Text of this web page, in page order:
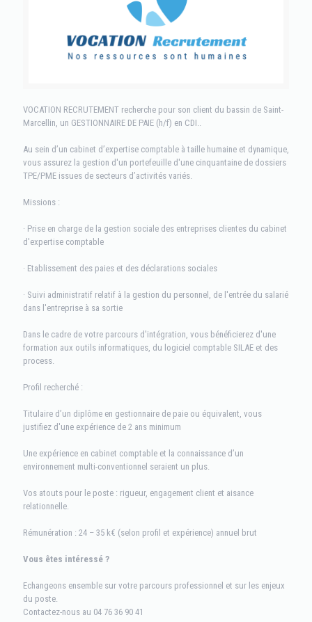
VOCATION RECRUTEMENT recherche pour son client du bassin de Saint-
Marcellin, un GESTIONNAIRE DE PAIE (h/f) en CDI..
Au sein d’un cabinet d’expertise comptable à taille humaine et dynamique,
vous assurez la gestion d'un portefeuille d'une cinquantaine de dossiers
TPE/PME issues de secteurs d’activités variés.
Missions :
· Prise en charge de la gestion sociale des entreprises clientes du cabinet
d'expertise comptable
· Etablissement des paies et des déclarations sociales
· Suivi administratif relatif à la gestion du personnel, de l'entrée du salarié
dans l'entreprise à sa sortie
Dans le cadre de votre parcours d'intégration, vous bénéficierez d'une
formation aux outils informatiques, du logiciel comptable SILAE et des
process.
Profil recherché :
Titulaire d’un diplôme en gestionnaire de paie ou équivalent, vous
justifiez d'une expérience de 2 ans minimum
Une expérience en cabinet comptable et la connaissance d’un
environnement multi-conventionnel seraient un plus.
Vos atouts pour le poste : rigueur, engagement client et aisance
relationnelle.
Rémunération : 24 – 35 k€ (selon profil et expérience) annuel brut
Vous êtes intéressé ?
Echangeons ensemble sur votre parcours professionnel et sur les enjeux
du poste.
Contactez-nous au 04 76 36 90 41